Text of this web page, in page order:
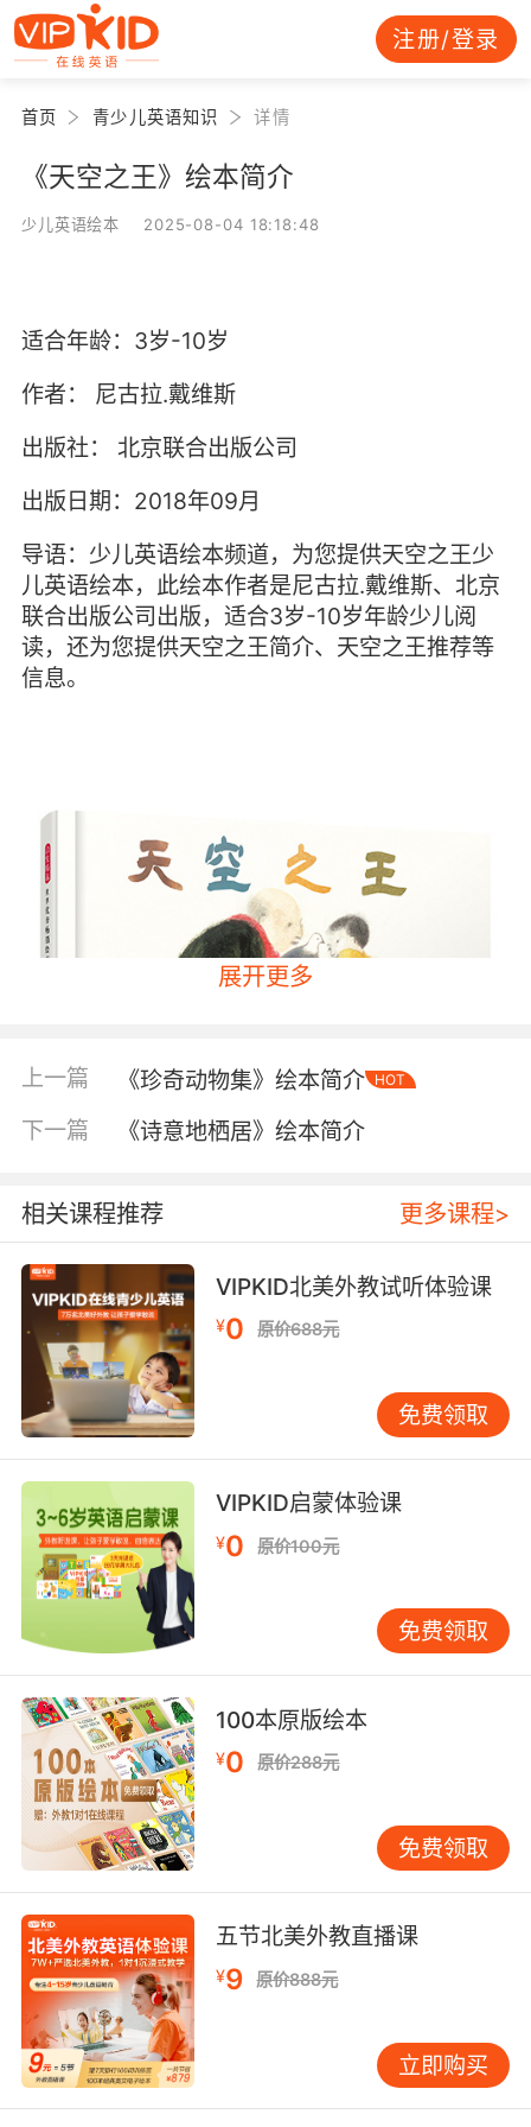
注册/登录
首页 青少儿英语知识 详情
《天空之王》绘本简介
少儿英语绘本 2025-08-04 18:18:48
适合年龄：3岁-10岁
作者：
尼古拉.戴维斯
出版社：
北京联合出版公司
出版日期：2018年09月
导语：少儿英语绘本频道，为您提供天空之王少
儿英语绘本，此绘本作者是尼古拉.戴维斯、北京
联合出版公司出版，适合3岁-10岁年龄少儿阅
读，还为您提供天空之王简介、天空之王推荐等
信息。
内容简介
@启发童书 出品
小男孩原本生活在一个充满阳光、喷泉，还有奶
奶店里香草冰淇淋味道的地方，但是因故搬到了
陌生的国度。
在这个小房子杂乱拥挤地挤在山丘上，四处有烟
囱冒着烟，街上充满了羊肉汤和煤灰味道的地
方，他需要重新展开新的生活。但是……小男孩感
到非常的不能适应，除了环境的不同之外，没有
人和他说一样的话。小男孩觉得这里的一切都在
告诉他：你不属于这里。
直到他遇见一个养鸽子的老人。因为协助行动不
便的老先生训练鸽子，在一次次迎接它们，以及
那只代表自己的鸽子“天空之王”返家的过程，小
男孩渐渐在这个“陌生之地”找到了自己的“家”……
编辑推荐：
展开更多
上一篇 《珍奇动物集》绘本简介 HOT
下一篇 《诗意地栖居》绘本简介
相关课程推荐 更多课程>
VIPKID北美外教试听体验课
¥0 原价688元
免费领取
VIPKID启蒙体验课
¥0 原价100元
免费领取
100本原版绘本
¥0 原价288元
免费领取
五节北美外教直播课
¥9 原价888元
立即购买